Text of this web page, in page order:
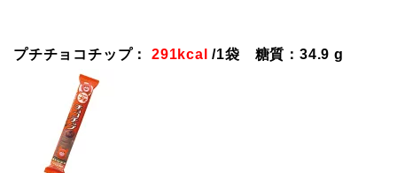
プチチョコチップ： 291kcal /1袋 糖質：34.9 g